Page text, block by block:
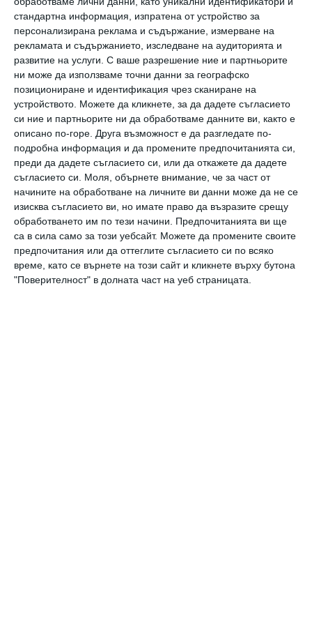
стандартна информация, изпратена от устройство за
персонализирана реклама и съдържание, измерване на
рекламата и съдържанието, изследване на аудиторията и
развитие на услуги. С ваше разрешение ние и партньорите
ни може да използваме точни данни за географско
позициониране и идентификация чрез сканиране на
устройството. Можете да кликнете, за да дадете съгласието
си ние и партньорите ни да обработваме данните ви, както е
описано по-горе. Друга възможност е да разгледате по-
подробна информация и да промените предпочитанията си,
преди да дадете съгласието си, или да откажете да дадете
съгласието си. Моля, обърнете внимание, че за част от
начините на обработване на личните ви данни може да не се
изисква съгласието ви, но имате право да възразите срещу
обработването им по тези начини. Предпочитанията ви ще
са в сила само за този уебсайт. Можете да промените своите
предпочитания или да оттеглите съгласието си по всяко
време, като се върнете на този сайт и кликнете върху бутона
"Поверителност" в долната част на уеб страницата.
свързват хазартните игри със
забавлението и го превръщат в нещо като
хоби, но самата мисъл, че разчитаме само на
късмета си, за да постигнем нещо в живота,
трябва да ни накара да се замислим сериозно.
Ако оставим настрана загубеното време,
дадените пари от любителите на
лотарийните игри, могат да се използват за
далеч по-стойностни неща. Изглежда
примамливо с един билет да оправим целия
си живот, както са го направили хората по
телевизията, но това няма да се случи, и
всеки от нас го разбира много добре. Дори да